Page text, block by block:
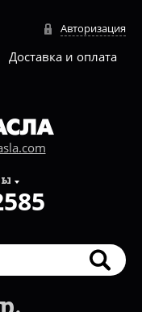
Авторизация
Доставка и оплата